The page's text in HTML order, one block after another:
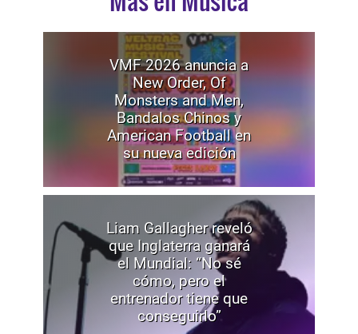
VMF 2026 anuncia a
New Order, Of
Monsters and Men,
Bandalos Chinos y
American Football en
su nueva edición
Liam Gallagher reveló
que Inglaterra ganará
el Mundial: “No sé
cómo, pero el
entrenador tiene que
conseguirlo”